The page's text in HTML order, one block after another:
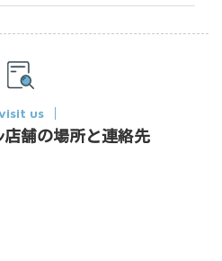
us
舗の場所と連絡先